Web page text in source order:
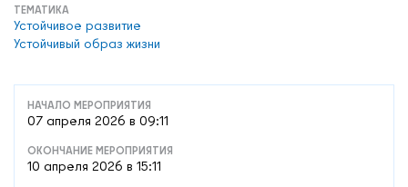
ТЕМАТИКА
Устойчивое развитие
Устойчивый образ жизни
НАЧАЛО МЕРОПРИЯТИЯ
07 апреля 2026 в 09:11
ОКОНЧАНИЕ МЕРОПРИЯТИЯ
10 апреля 2026 в 15:11